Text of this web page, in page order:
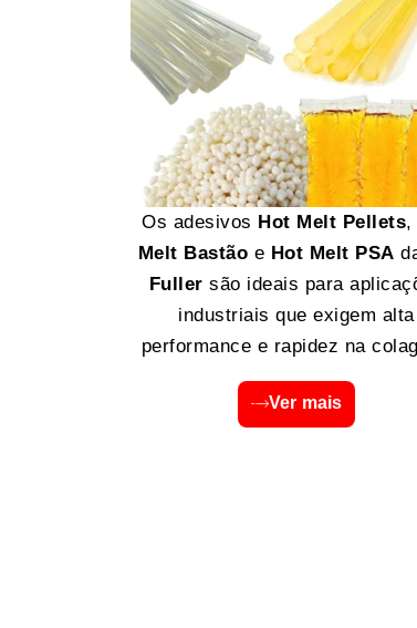
Os adesivos Hot Melt Pellets,
Melt Bastão e Hot Melt PSA
Fuller são ideais para
industriais que exigem alta
performance e rapidez na
Ver mais